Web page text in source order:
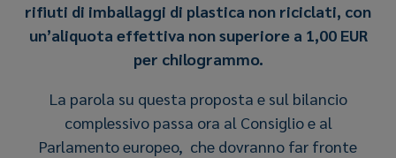
rifiuti di imballaggi di plastica non riciclati, con
un’aliquota effettiva non superiore a 1,00 EUR
per chilogrammo.
La parola su questa proposta e sul bilancio
complessivo passa ora al Consiglio e al
Parlamento europeo, che dovranno far fronte